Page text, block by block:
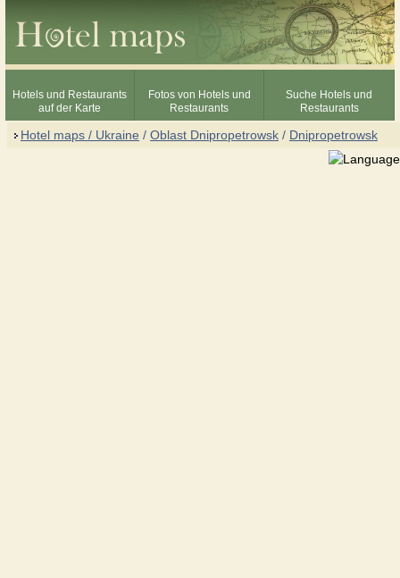
Hotels und Restaurants
auf der Karte
Fotos von Hotels und
Restaurants
Suche Hotels und
Restaurants
Hotel maps / Ukraine / Oblast Dnipropetrowsk / Dnipropetrowsk